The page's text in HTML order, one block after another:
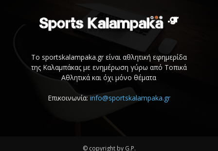
Το sportskalampaka.gr είναι αθλητική εφημερίδα
της Καλαμπάκας με ενημέρωση γύρω από Τοπικά
Αθλητικά και όχι μόνο θέματα
Επικοινωνία: info@sportskalampaka.gr
© copyright by G.P.